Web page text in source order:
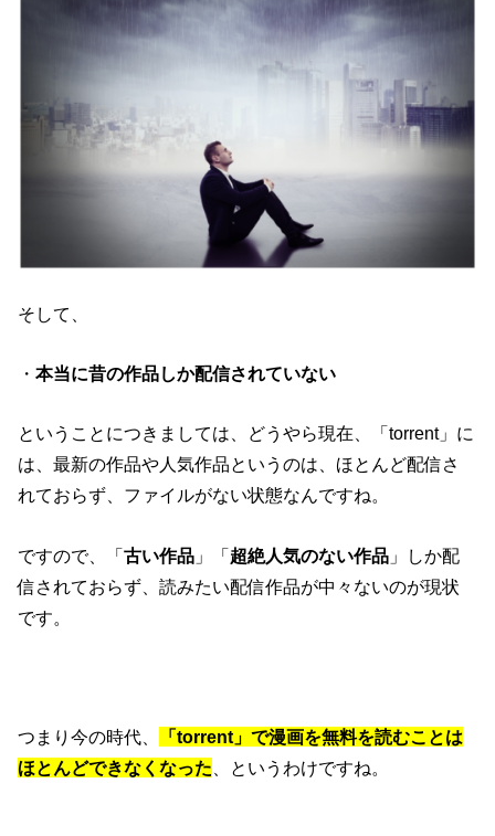
そして、
・本当に昔の作品しか配信されていない
ということにつきましては、どうやら現在、「torrent」に
は、最新の作品や人気作品というのは、ほとんど配信さ
れておらず、ファイルがない状態なんですね。
ですので、 「古い作品 」「超絶人気のない作品 」しか配
信されておらず、読みたい配信作品が中々ないのが現状
です。
つまり今の時代、
「torrent」で漫画を無料を読むことは
ほとんどできなくなった 、というわけですね。